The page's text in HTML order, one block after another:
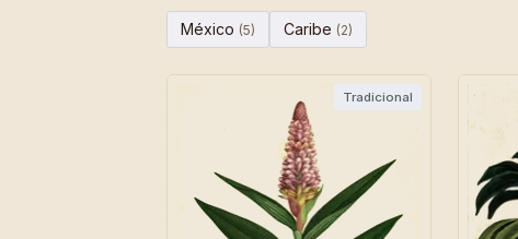
México (5) Caribe (2)
Tradicional